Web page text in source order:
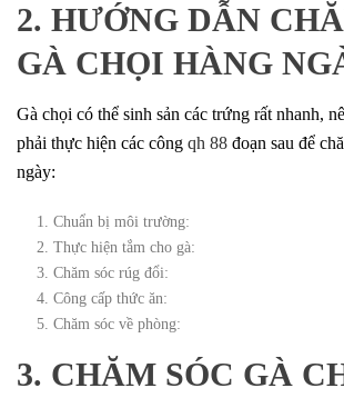
2. HƯỚNG DẪN
GÀ CHỌI HÀNG
Gà chọi có thể sinh sản các trứng rất nhanh,
phải thực hiện các công qh 88 đoạn sau để
ngày:
Chuẩn bị môi trường:
Thực hiện tắm cho gà:
Chăm sóc rúg đổi:
Công cấp thức ăn:
Chăm sóc về phòng:
3. CHĂM SÓC GÀ